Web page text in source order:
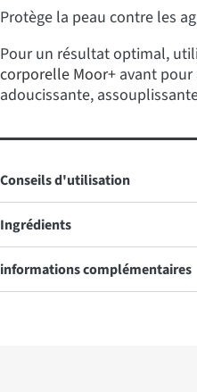
Protège la peau contre les
Pour un résultat optimal,
corporelle Moor+ avant
adoucissante,
Conseils d'utilisation
Ingrédients
informations complémentaires